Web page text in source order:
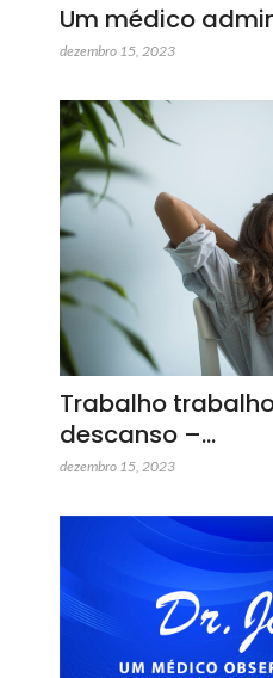
Um médico
dezembro 15, 2023
Trabalho
descanso –…
dezembro 15, 2023